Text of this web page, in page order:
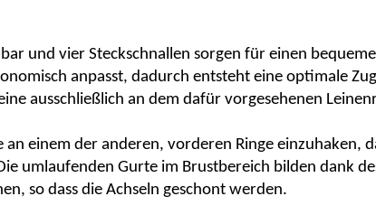
und vier Steckschnallen sorgen für einen
anpasst, dadurch entsteht eine optimale
ausschließlich an dem dafür vorgesehenen
einem der anderen, vorderen Ringe einzuhaken,
umlaufenden Gurte im Brustbereich bilden dank
so dass die Achseln geschont werden.